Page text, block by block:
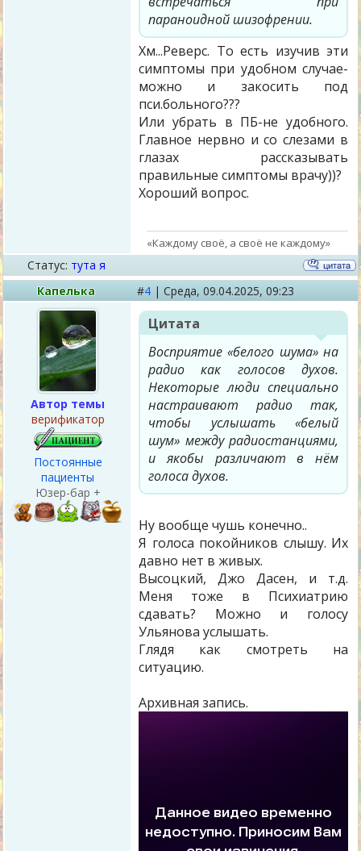
параноидной шизофрении.
Хм...Реверс. То есть изучив эти
симптомы при удобном случае-
можно и закосить под
пси.больного???
Или убрать в ПБ-не удобного.
Главное нервно и со слезами в
глазах рассказывать
правильные симптомы врачу))?
Хороший вопрос.
«Каждому своё, а своё не каждому»
Статус: тута я
Капелька
#4 | Среда, 09.04.2025, 09:23
Автор темы
верификатор
Постоянные
пациенты
Юзер-бар +
Цитата
Восприятие «белого шума» на
радио как голосов духов.
Некоторые люди специально
настраивают радио так,
чтобы услышать «белый
шум» между радиостанциями,
и якобы различают в нём
голоса духов.
Ну вообще чушь конечно..
Я голоса покойников слышу. Их
давно нет в живых.
Высоцкий, Джо Дасен, и т.д.
Меня тоже в Психиатрию
сдавать? Можно и голосу
Ульянова услышать.
Глядя как смотреть на
ситуацию.
Архивная запись.